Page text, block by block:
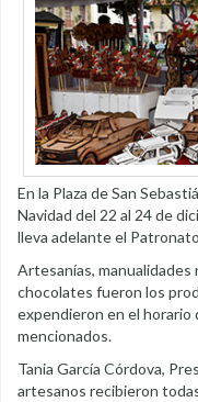
En la Plaza de San
Navidad del 22 al 24 de
lleva adelante el
Artesanías, manualidades
chocolates fueron los
expendieron en el horario
mencionados.
Tania García Córdova,
artesanos recibieron